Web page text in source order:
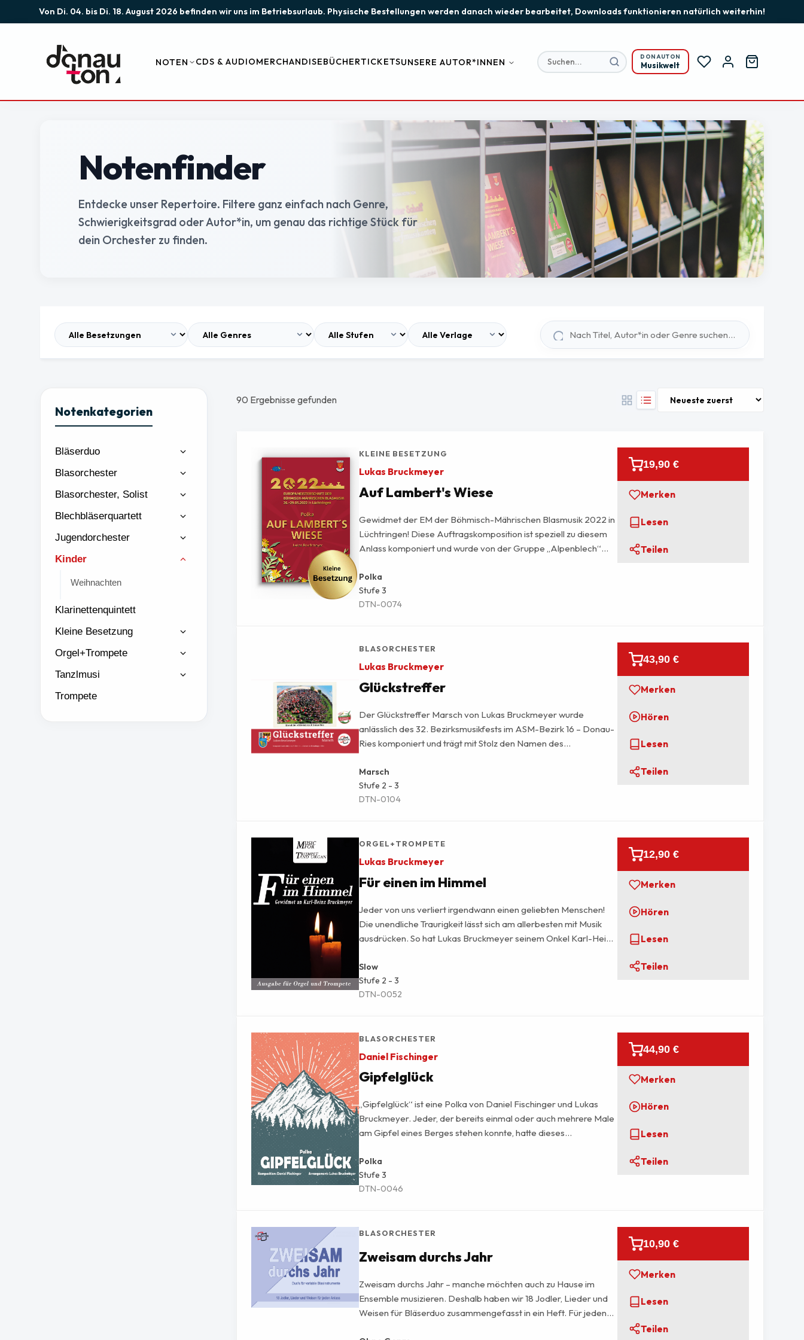
Von Di. 04. bis Di. 18. August 2026 befinden wir uns im Betriebsurlaub. Physische Bestellungen werden danach wieder bearbeitet, Downloads funktionieren natürlich weiterhin!
NOTEN CDS & AUDIOMERCHANDISEBÜCHERTICKETSUNSERE AUTOR*INNEN
DONAUTON
Musikwelt
Notenfinder
Entdecke unser Repertoire. Filtere ganz einfach nach Genre,
Schwierigkeitsgrad oder Autor*in, um genau das richtige Stück für
dein Orchester zu finden.
Notenkategorien
Bläserduo
Blasorchester
Blasorchester, Solist
Blechbläserquartett
Jugendorchester
Kinder
Weihnachten
Klarinettenquintett
Kleine Besetzung
Orgel+Trompete
Tanzlmusi
Trompete
90 Ergebnisse gefunden
KLEINE BESETZUNG
Lukas Bruckmeyer
Auf Lambert's Wiese
Gewidmet der EM der Böhmisch-Mährischen Blasmusik 2022 in
Lüchtringen! Diese Auftragskomposition ist speziell zu diesem
Anlass komponiert und wurde von der Gruppe „Alpenblech“
Händen.
Polka
Stufe3
DTN-0074
19,90 €
Merken
Lesen
Teilen
BLASORCHESTER
Lukas Bruckmeyer
Glückstreffer
Der Glückstreffer Marsch von Lukas Bruckmeyer wurde
anlässlich des 32. Bezirksmusikfests im ASM-Bezirk 16 – Donau-
Ries komponiert und trägt mit Stolz den Namen des
besticht er durch eine eingängige Melodie und ein singbares Trio
mit Text – ideal zum Mitsingen und Mitmarschieren. Der
Lieblingsmarsch des Landrats ist längst zum klanglichen
Marsch
Stufe 2 - 3
DTN-0104
43,90 €
Merken
Hören
Lesen
Teilen
ORGEL+TROMPETE
Lukas Bruckmeyer
Für einen im Himmel
Jeder von uns verliert irgendwann einen geliebten Menschen!
Die unendliche Traurigkeit lässt sich am allerbesten mit Musik
ausdrücken. So hat Lukas Bruckmeyer seinem Onkel Karl-Heinz
Tenorhorn, hier arrangiert mit Orgelbegleitung – ideal für
kirchliche aber auch weltliche Anlässe!
Slow
Stufe 2 - 3
DTN-0052
12,90 €
Merken
Hören
Lesen
Teilen
BLASORCHESTER
Daniel Fischinger
Gipfelglück
„Gipfelglück“ ist eine Polka von Daniel Fischinger und Lukas
Bruckmeyer. Jeder, der bereits einmal oder auch mehrere Male
am Gipfel eines Berges stehen konnte, hatte dieses
Metern des Aufstiegs Richtung Spitze – mit Zwischenhalt und
kurzer Verschnaufpause im zweiten Teil. Das Trio zeigt auf, was
man fühlt, wenn man wirklich an der Spitze steht, früh Morgens
Polka
Stufe3
DTN-0046
44,90 €
Merken
Hören
Lesen
Teilen
BLASORCHESTER
Zweisam durchs Jahr
Zweisam durchs Jahr – manche möchten auch zu Hause im
Ensemble musizieren. Deshalb haben wir 18 Jodler, Lieder und
Weisen für Bläserduo zusammengefasst in ein Heft. Für jeden
10,90 €
Merken
Lesen
Teilen